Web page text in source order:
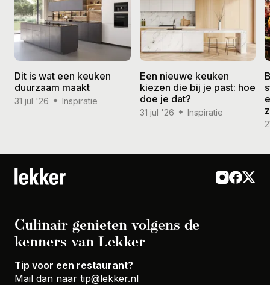
Dit is wat een keuken
duurzaam maakt
31 jul '26 Inspiratie
Een nieuwe keuken
kiezen die bij je past: hoe
doe je dat?
31 jul '26 Inspiratie
Culinair genieten volgens de
kenners van Lekker
Tip voor een restaurant?
Mail dan naar tip@lekker.nl